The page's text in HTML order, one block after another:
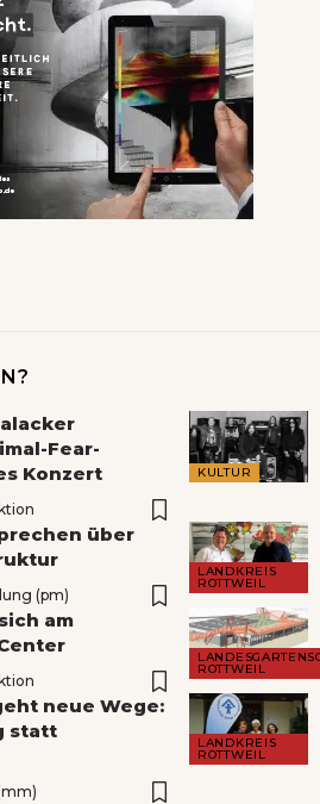
KULTUR
Fear-
Konzert
LANDKREIS
ROTTWEIL
über
(pm)
ROTTWEIL
am
LANDKREIS
ROTTWEIL
neue Wege:
statt